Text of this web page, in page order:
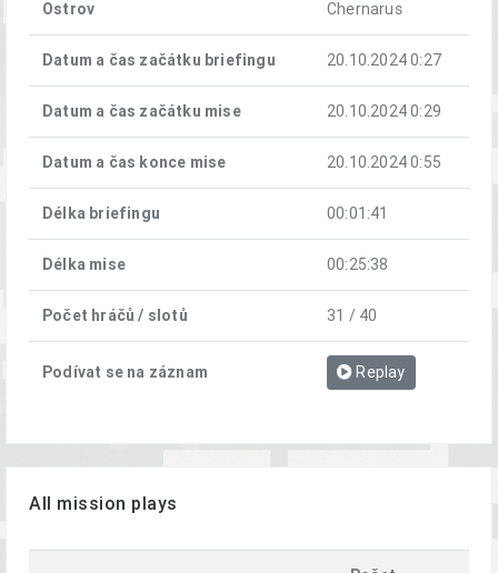
Ostrov Chernarus
Datum a čas začátku briefingu 20.10.2024 0:27
Datum a čas začátku mise 20.10.2024 0:29
Datum a čas konce mise 20.10.2024 0:55
Délka briefingu 00:01:41
Délka mise 00:25:38
Počet hráčů / slotů 31 / 40
Podívat se na záznam Replay
All mission plays